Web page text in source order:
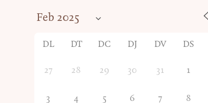
DL DT DC DJ DV DS
27 28 29 30 31 1
3 4 5 6 7 8